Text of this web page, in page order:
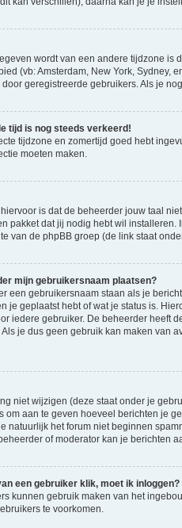
wordt van een andere tijdzone
(vb: Amsterdam, New York, Sydney,
geregistreerde gebruikers. Als je
tijd is nog steeds verkeerd!
tijdzone en zomertijd goed hebt
moeten maken.
is dat de beheerder jouw taal
pakket dat jij nodig hebt wil
van de phpBB groep (de link staat
mijn gebruikersnaam plaatsen?
een gebruikersnaam staan als je
je geplaatst hebt of wat je status is.
iedere gebruiker. De beheerder heeft
je dus geen gebruik kan maken van
niet wijzigen (deze staat onder je
om aan te geven hoeveel berichten je
natuurlijk het forum niet beginnen
of moderator kan je berichten
een gebruiker klik, moet ik inloggen?
kunnen gebruik maken van het
te voorkomen.